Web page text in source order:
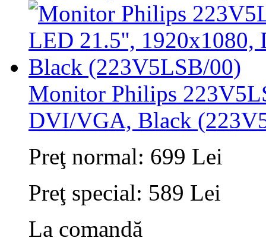
Monitor Philips
DVI/VGA, Black
Preţ normal: 699 Lei
Preţ special: 589 Lei
La comandă